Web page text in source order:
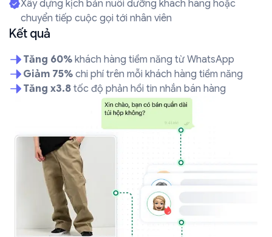
Xây dựng kịch bản nuôi dưỡng khách hàng hoặc
chuyển tiếp cuộc gọi tới nhân viên
Kết quả
Tăng 60% khách hàng tiềm năng từ WhatsApp
Giảm 75% chi phí trên mỗi khách hàng tiềm năng
Tăng x3.8 tốc độ phản hồi tin nhắn bán hàng